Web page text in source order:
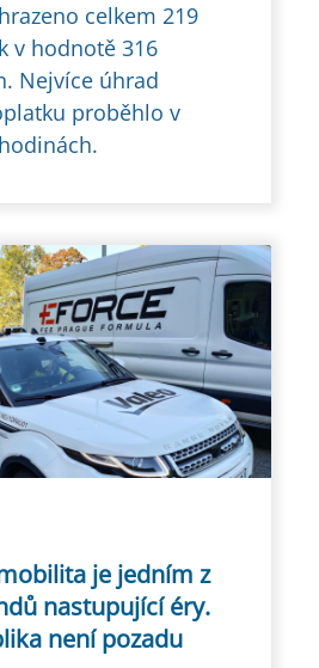
celkem 219
v hodnotě 316
Nejvíce úhrad
proběhlo v
je jedním z
nastupující éry.
není pozadu